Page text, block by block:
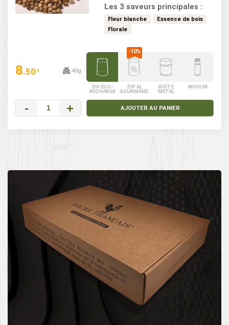
bouche rare et inégalée, ce poivre,
sans amertume, relèvera vos
recettes tout en préservant leur
délicatesse. Parfait pour
les palais les plus exigeants.
Les 3 saveurs principales :
Fleur blanche
Essence de bois
Florale
8.50 € 40g
ZIP ÉCO-
RECHARGE
ZIP XL
GOURMAND
BOÎTE
MÉTAL
MOULIN
- + AJOUTER AU PANIER